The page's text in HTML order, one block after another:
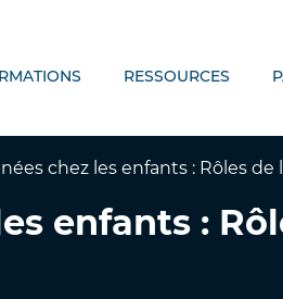
RESSOURCES
chez les enfants : Rôles
enfants :